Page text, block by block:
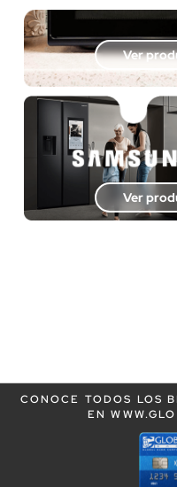
Ver
Ver
CONOCE TODOS LOS
EN